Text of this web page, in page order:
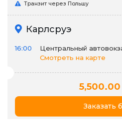
Транзит через Польшу
Карлсруэ
16:00
Центральный
Смотреть на карте
5,500.00
Заказать